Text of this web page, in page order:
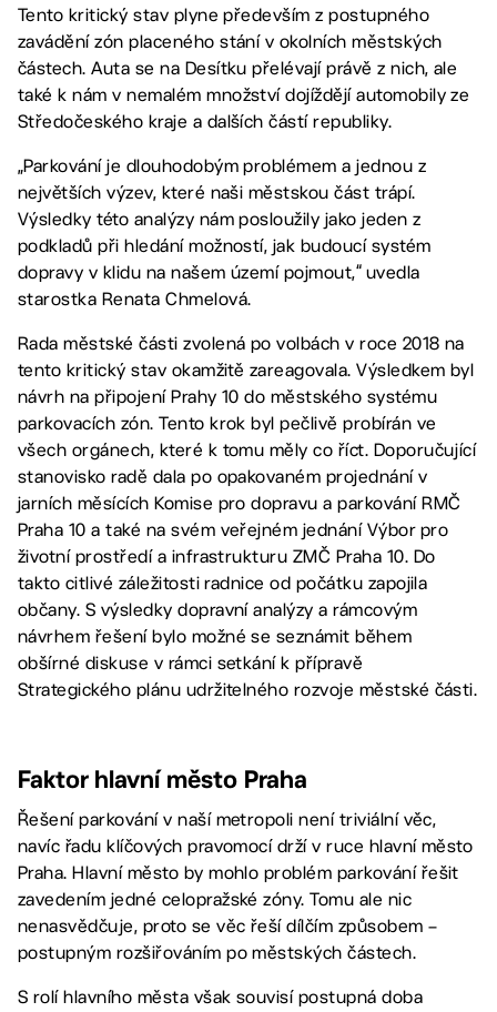
Tento kritický stav plyne především z postupného
zavádění zón placeného stání v okolních městských
částech. Auta se na Desítku přelévají právě z nich, ale
také k nám v nemalém množství dojíždějí automobily ze
Středočeského kraje a dalších částí republiky.
„Parkování je dlouhodobým problémem a jednou z
největších výzev, které naši městskou část trápí.
Výsledky této analýzy nám posloužily jako jeden z
podkladů při hledání možností, jak budoucí systém
dopravy v klidu na našem území pojmout,“ uvedla
starostka Renata Chmelová.
Rada městské části zvolená po volbách v roce 2018 na
tento kritický stav okamžitě zareagovala. Výsledkem byl
návrh na připojení Prahy 10 do městského systému
parkovacích zón. Tento krok byl pečlivě probírán ve
všech orgánech, které k tomu měly co říct. Doporučující
stanovisko radě dala po opakovaném projednání v
jarních měsících Komise pro dopravu a parkování RMČ
Praha 10 a také na svém veřejném jednání Výbor pro
životní prostředí a infrastrukturu ZMČ Praha 10. Do
takto citlivé záležitosti radnice od počátku zapojila
občany. S výsledky dopravní analýzy a rámcovým
návrhem řešení bylo možné se seznámit během
obšírné diskuse v rámci setkání k přípravě
Strategického plánu udržitelného rozvoje městské části.
Faktor hlavní město Praha
Řešení parkování v naší metropoli není triviální věc,
navíc řadu klíčových pravomocí drží v ruce hlavní město
Praha. Hlavní město by mohlo problém parkování řešit
zavedením jedné celopražské zóny. Tomu ale nic
nenasvědčuje, proto se věc řeší dílčím způsobem –
postupným rozšiřováním po městských částech.
S rolí hlavního města však souvisí postupná doba